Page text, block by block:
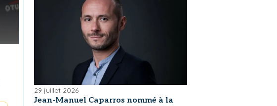
29 juillet 2026
Jean-Manuel Caparros nommé à la